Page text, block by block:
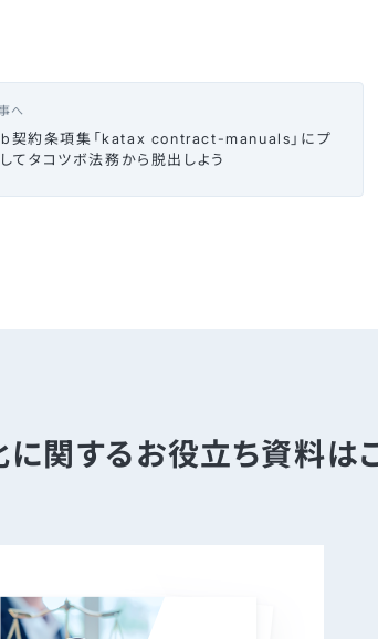
へ
契約条項集「katax contract-manuals」にプ
てタコツボ法務から脱出しよう
関するお役立ち資料は